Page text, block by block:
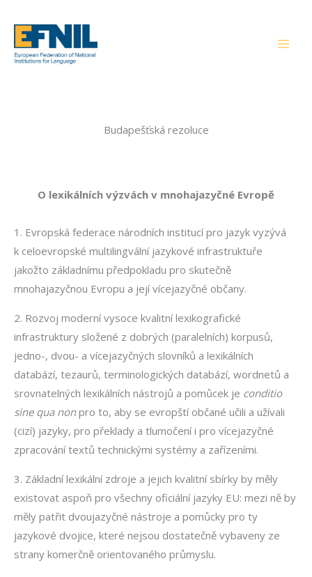
obsah
Budapešťská rezoluce
O lexikálních výzvách v mnohajazyčné Evropě
1. Evropská federace národních institucí pro jazyk vyzývá
k celoevropské multilingvální jazykové infrastruktuře
jakožto základnímu předpokladu pro skutečně
mnohajazyčnou Evropu a její vícejazyčné občany.
2. Rozvoj moderní vysoce kvalitní lexikografické
infrastruktury složené z dobrých (paralelních) korpusů,
jedno-, dvou- a vícejazyčných slovníků a lexikálních
databází, tezaurů, terminologických databází, wordnetů a
srovnatelných lexikálních nástrojů a pomůcek je conditio
sine qua nonpro to, aby se evropští občané učili a užívali
(cizí) jazyky, pro překlady a tlumočení i pro vícejazyčné
zpracování textů technickými systémy a zařízeními.
3. Základní lexikální zdroje a jejich kvalitní sbírky by měly
existovat aspoň pro všechny oficiální jazyky EU: mezi ně by
měly patřit dvoujazyčné nástroje a pomůcky pro ty
jazykové dvojice, které nejsou dostatečně vybaveny ze
strany komerčně orientovaného průmyslu.